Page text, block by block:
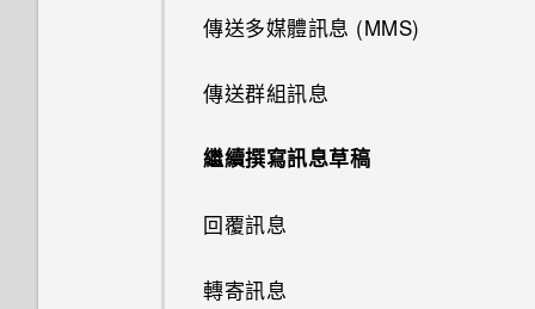
使用雙網路管理員管理 Nano
SIM 卡
需要使用手機的快速指引嗎？
分享內容
透過藍牙從舊手機傳輸聯絡人
取得聯絡人及其他內容的其他方
片及音樂
使用快速設定
重新建立自己的主題
混合及配對主題
尋找主題
分享主題
個人化設定
拍攝相片
提示：如何拍出更棒的相片
拍攝影片
在錄影期間拍照 — 影像相片
使用音量鍵拍攝相片及影片
在 HTC BlinkFeed 上新增內容
將相片或影片複製或移至其他相
調整相片
在相片上畫圖
套用相片濾鏡
美化人物照
最佳表情
機
聆聽音樂
音樂播放清單
新增歌曲至現正播放清單
下的資訊
搜尋 HTC One ME 和網路
瀏覽網頁
其他應用程式
個人化 HTC Dot View
撥打分機號碼
回撥未接來電
快速撥號
撥打訊息、電子郵件或日曆活動
傳送多媒體訊息 (MMS)
傳送群組訊息
繼續撰寫訊息草稿
回覆訊息
轉寄訊息